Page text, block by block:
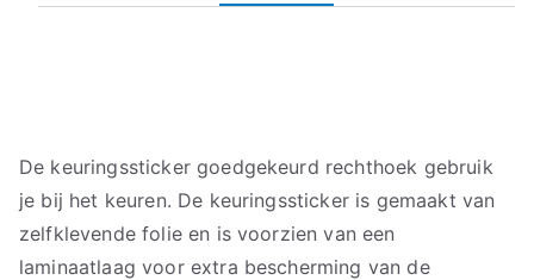
De keuringssticker goedgekeurd rechthoek gebruik
je bij het keuren. De keuringssticker is gemaakt van
zelfklevende folie en is voorzien van een
laminaatlaag voor extra bescherming van de